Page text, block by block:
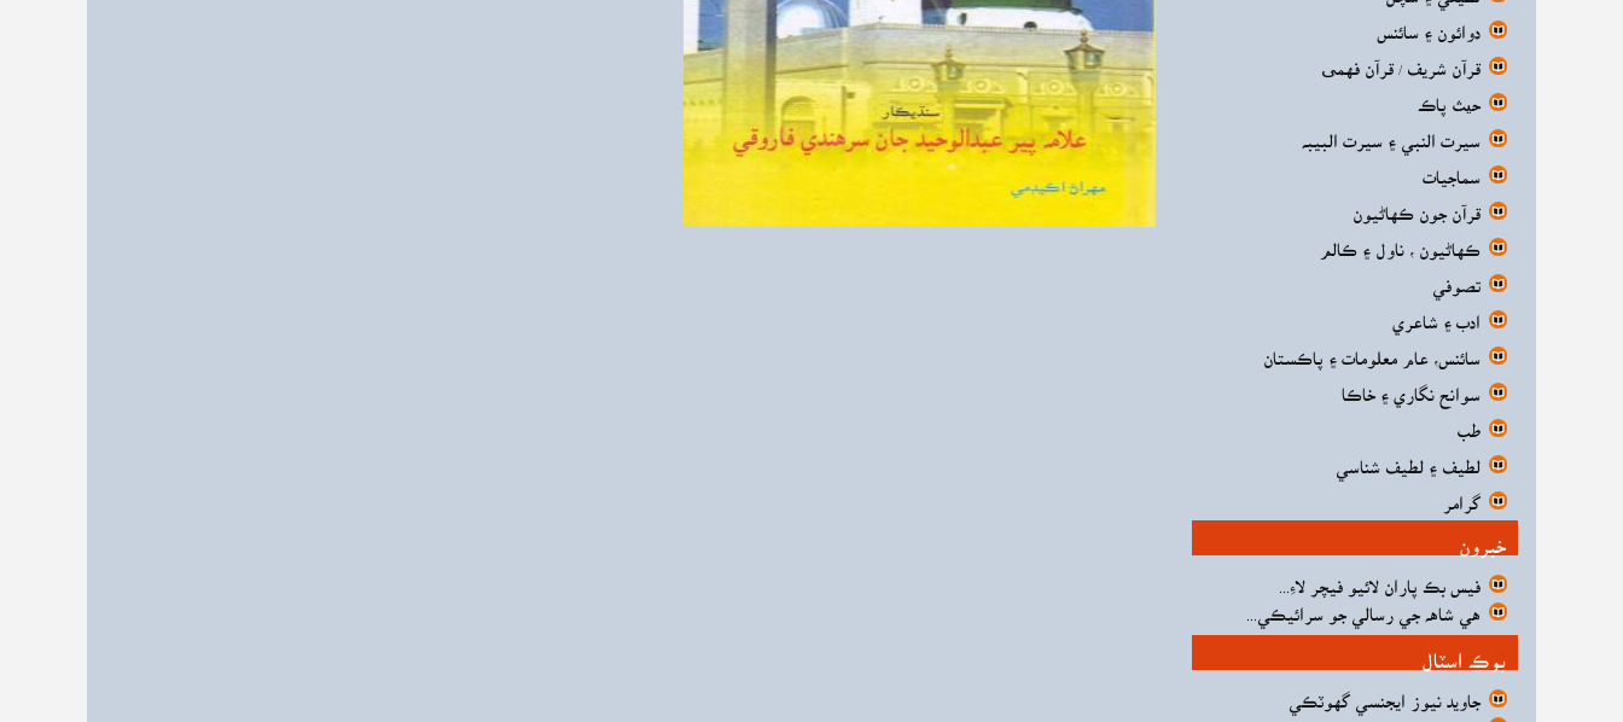
دوائون ۽ سائنس
قرآن شريف / قرآن فهمی
حیث پاڪ
سيرت النبي ۽ سيرت البيبه
سماجيات
قرآن جون ڪهاڻيون
ڪهاڻيون ، ناول ۽ ڪالم
ادب ۽ شاعري
سائنس، عام معلومات ۽ پاڪستان
سوانح نگاري ۽ خاڪا
طب
لطيف ۽ لطيف شناسي
گرامر
فيس بڪ پاران لائيو فيچر لاءِ...
هي شاهه جي رسالي جو سرائيڪي...
بوڪ اسٽال
جاويد نيوز ايجنسي گهوٽڪي